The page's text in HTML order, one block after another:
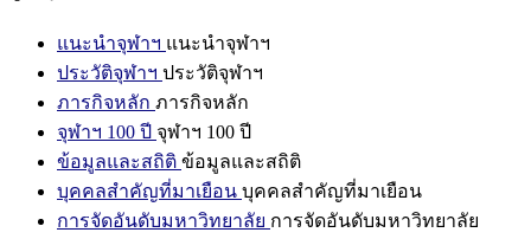
แนะนำจุฬาฯ แนะนำจุฬาฯ
ประวัติจุฬาฯ ประวัติจุฬาฯ
ภารกิจหลัก ภารกิจหลัก
จุฬาฯ 100 ปี จุฬาฯ 100 ปี
ข้อมูลและสถิติ ข้อมูลและสถิติ
บุคคลสำคัญที่มาเยือน บุคคลสำคัญที่มาเยือน
การจัดอันดับมหาวิทยาลัย การจัดอันดับมหาวิทยาลัย